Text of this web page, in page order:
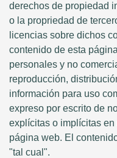
derechos de propiedad
o la propriedad de
licencias sobre dichos
contenido de esta
personales y no
reproducción,
información para uso
expreso por escrito de
explícitas o implícitas
página web. El
"tal cual".